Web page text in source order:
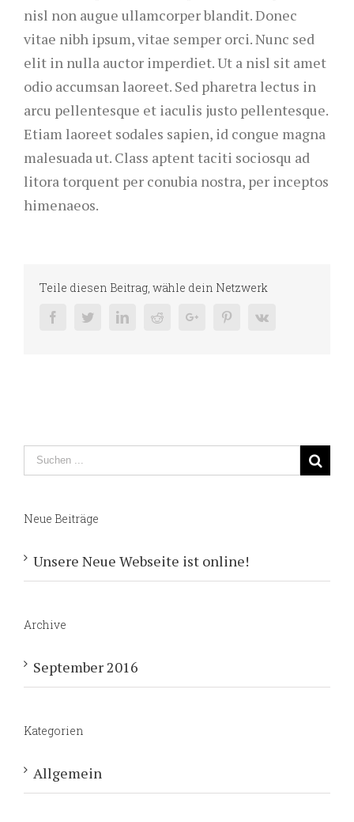
nisl non augue ullamcorper blandit. Donec
vitae nibh ipsum, vitae semper orci. Nunc sed
elit in nulla auctor imperdiet. Ut a nisl sit amet
odio accumsan laoreet. Sed pharetra lectus in
arcu pellentesque et iaculis justo pellentesque.
Etiam laoreet sodales sapien, id congue magna
malesuada ut. Class aptent taciti sociosqu ad
litora torquent per conubia nostra, per inceptos
himenaeos.
Teile diesen Beitrag, wähle dein Netzwerk
FacebookTwitterLinkedinRedditGoogle+ PinterestVk
Neue Beiträge
Unsere Neue Webseite ist online!
Archive
September 2016
Kategorien
Allgemein